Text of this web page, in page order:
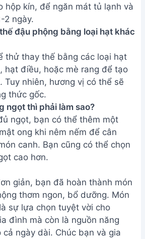
hộp kín, để ngăn mát tủ lạnh và
2 ngày.
đậu phộng bằng loại hạt khác
thử thay thế bằng các loại hạt
hạt điều, hoặc mè rang để tạo
Tuy nhiên, hương vị có thể sẽ
thức gốc.
ngọt thì phải làm sao?
ngọt, bạn có thể thêm một
ong khi nêm nếm để cân
canh. Bạn cũng có thể chọn
cao hơn.
giản, bạn đã hoàn thành món
thơm ngon, bổ dưỡng. Món
sự lựa chọn tuyệt vời cho
đình mà còn là nguồn năng
ngày dài. Chúc bạn và gia